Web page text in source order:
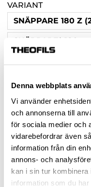
Denna webbplats
Vi använder
och annonserna till
för sociala medier och
vidarebefordrar även
information från din
annons- och
kan i sin tur kombinera
information som du
VARIANT
SNÄPPARE 180 Z
SNÄPPARE* 180
st
Snabba leveranser
Hämta i butik
Ledande